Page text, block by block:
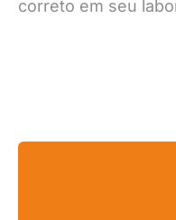
correto em seu